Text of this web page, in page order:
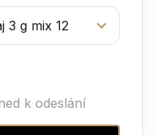
k odeslání